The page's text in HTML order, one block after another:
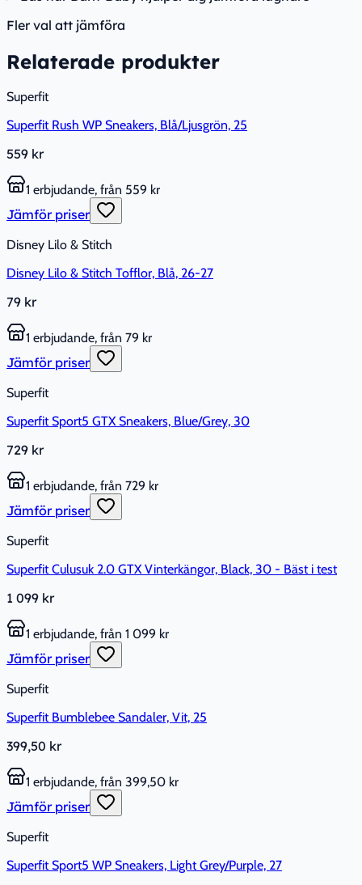
Fler val att jämföra
Relaterade produkter
Superfit
Superfit Rush WP Sneakers, Blå/Ljusgrön, 25
559 kr
1 erbjudande, från 559 kr
Jämför priser
Disney Lilo & Stitch
Disney Lilo & Stitch Tofflor, Blå, 26-27
79 kr
1 erbjudande, från 79 kr
Jämför priser
Superfit
Superfit Sport5 GTX Sneakers, Blue/Grey, 30
729 kr
1 erbjudande, från 729 kr
Jämför priser
Superfit
Superfit Culusuk 2.0 GTX Vinterkängor, Black, 30 - Bäst i test
1 099 kr
1 erbjudande, från 1 099 kr
Jämför priser
Superfit
Superfit Bumblebee Sandaler, Vit, 25
399,50 kr
1 erbjudande, från 399,50 kr
Jämför priser
Superfit
Superfit Sport5 WP Sneakers, Light Grey/Purple, 27